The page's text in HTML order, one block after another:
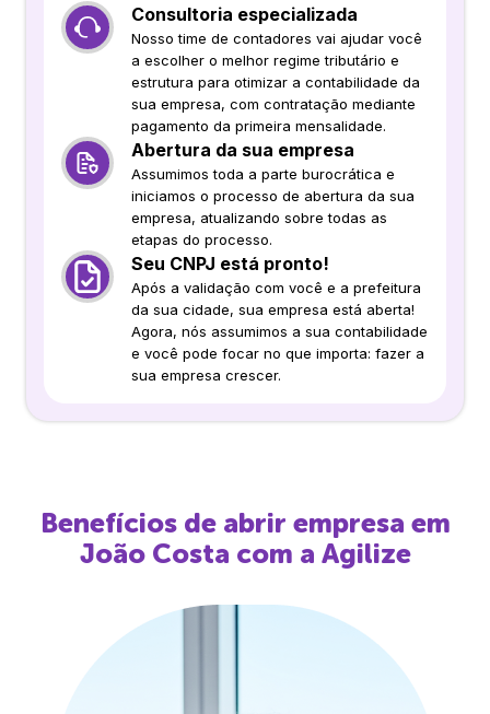
Consultoria especializada
Nosso time de contadores vai ajudar você
a escolher o melhor regime tributário e
estrutura para otimizar a contabilidade da
sua empresa, com contratação mediante
pagamento da primeira mensalidade.
Abertura da sua empresa
Assumimos toda a parte burocrática e
iniciamos o processo de abertura da sua
empresa, atualizando sobre todas as
etapas do processo.
Seu CNPJ está pronto!
Após a validação com você e a prefeitura
da sua cidade, sua empresa está aberta!
Agora, nós assumimos a sua contabilidade
e você pode focar no que importa: fazer a
sua empresa crescer.
Benefícios de abrir empresa em
João Costa com a Agilize